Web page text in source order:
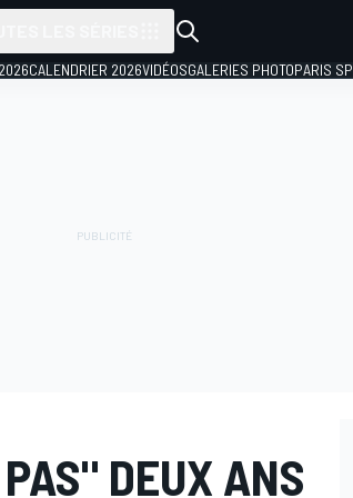
CALENDRIER 2026VIDÉOSGALERIES PHOTOPARIS
DEUX ANS